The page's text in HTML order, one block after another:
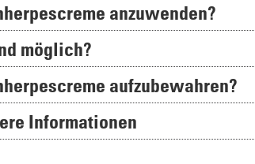
anzuwenden?
möglich?
aufzubewahren?
Informationen